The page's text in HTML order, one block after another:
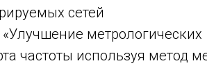
сетей
метрологических
частоты используя метод